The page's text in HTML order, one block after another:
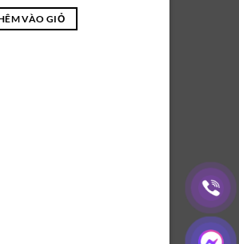
là:
₫1,750,000.
VÀO GIỎ